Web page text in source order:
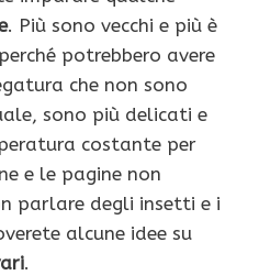
. Più sono vecchi e più è
potrebbero avere
che non sono
sono più delicati e
costante per
e le pagine non
parlare degli insetti e i
alcune idee su
.